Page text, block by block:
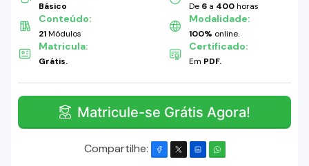
Básico De 6 a 400horas
Conteúdo:
21Módulos
Modalidade:
100% online.
Matricula:
Grátis.
Certificado:
Em PDF.
Matricule-se Grátis Agora!
Compartilhe: